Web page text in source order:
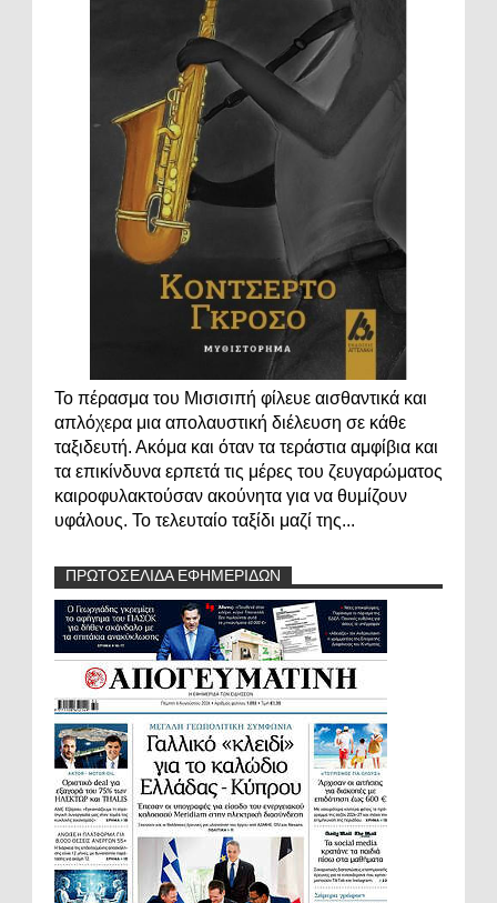
Το πέρασμα του Μισισιπή φίλευε αισθαντικά και
απλόχερα μια απολαυστική διέλευση σε κάθε
ταξιδευτή. Ακόμα και όταν τα τεράστια αμφίβια και
τα επικίνδυνα ερπετά τις μέρες του ζευγαρώματος
καιροφυλακτούσαν ακούνητα για να θυμίζουν
υφάλους. Το τελευταίο ταξίδι μαζί της...
ΠΡΩΤΟΣΕΛΙΔΑ ΕΦΗΜΕΡΙΔΩΝ